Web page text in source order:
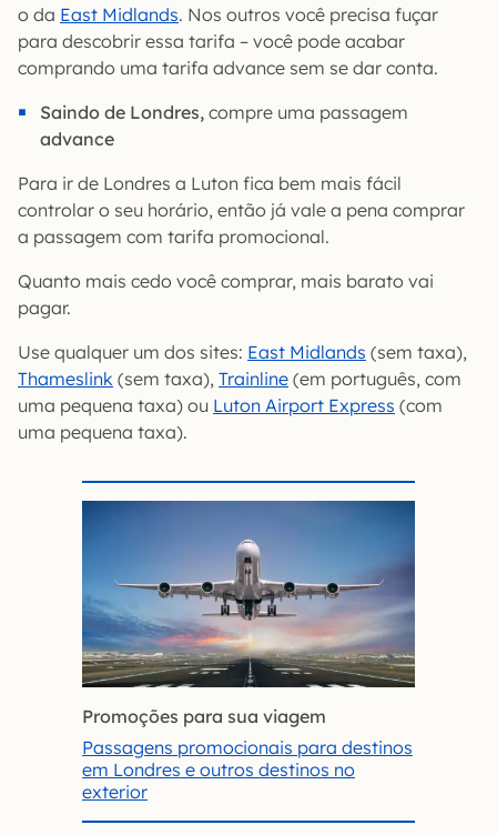
o da East Midlands. Nos outros você precisa fuçar
para descobrir essa tarifa – você pode acabar
comprando uma tarifa advance sem se dar conta.
Saindo de Londres, compre uma passagem
advance
Para ir de Londres a Luton fica bem mais fácil
controlar o seu horário, então já vale a pena comprar
a passagem com tarifa promocional.
Quanto mais cedo você comprar, mais barato vai
pagar.
Use qualquer um dos sites: East Midlands (sem taxa),
Thameslink (sem taxa), Trainline (em português, com
uma pequena taxa) ou Luton Airport Express (com
uma pequena taxa).
Promoções para sua viagem
Passagens promocionais para destinos
em Londres e outros destinos no
exterior